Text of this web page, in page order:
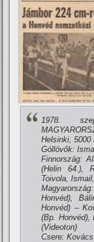
1978.
Helsinki, 5000
Góllövők:
Finnország:
(Helin 64.),
Toivola,
Honvéd),
Honvéd) –
(Bp. Honvéd),
(Videoton)
Csere: